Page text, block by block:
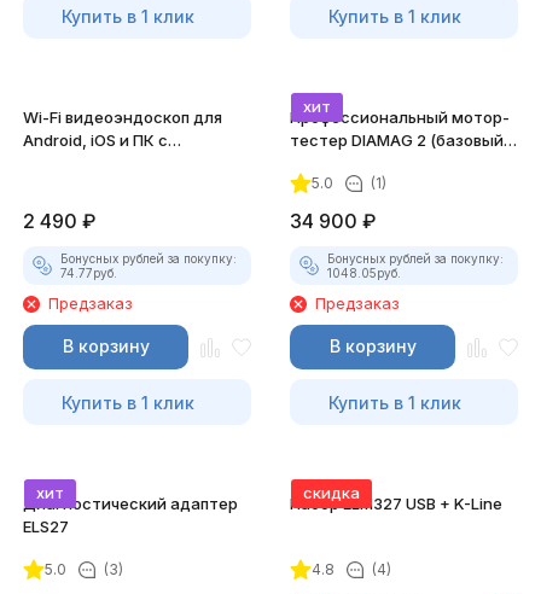
Купить в 1 клик Купить в 1 клик
Wi-Fi видеоэндоскоп для
Android, iOS и ПК с
2 490 ₽
Бонусных рублей за покупку:
74.77руб.
Предзаказ
В корзину
Купить в 1 клик
хит
Профессиональный мотор-
тестер DIAMAG 2 (базовый
5.0 (1)
34 900 ₽
Бонусных рублей за покупку:
1048.05руб.
Предзаказ
В корзину
Купить в 1 клик
хит
Диагностический адаптер
ELS27
5.0 (3)
скидка
Набор ELM327 USB + K-Line
4.8 (4)